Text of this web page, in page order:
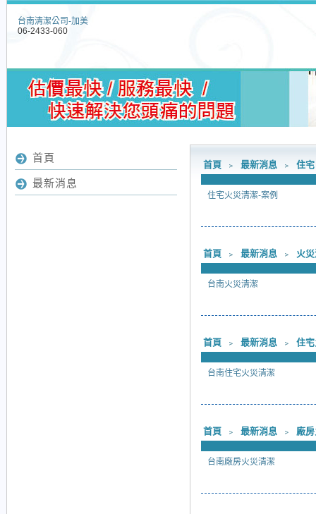
台南清潔公司-加美
06-2433-060
首頁 ﹥ 最新消息 ﹥ 住
住宅火災清潔-案例
首頁 ﹥ 最新消息 ﹥ 火
台南火災清潔
首頁 ﹥ 最新消息 ﹥ 住
台南住宅火災清潔
首頁 ﹥ 最新消息 ﹥ 廠
台南廠房火災清潔
首頁
最新消息